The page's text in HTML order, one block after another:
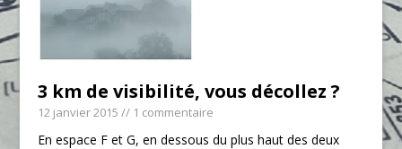
3 km de visibilité, vous décollez ?
12 janvier 2015 // 1 commentaire
En espace F et G, en dessous du plus haut des deux